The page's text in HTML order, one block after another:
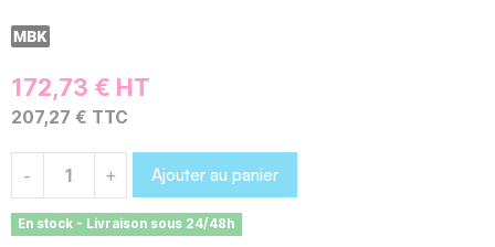
172,73 € HT
207,27 € TTC
- + Ajouter au panier
En stock - Livraison sous 24/48h